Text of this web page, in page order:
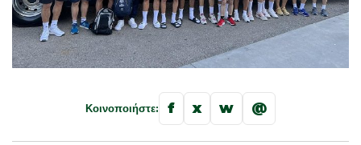
Κοινοποιήστε: f x w @